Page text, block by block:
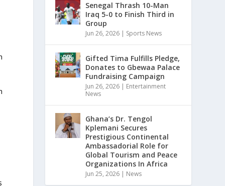
Senegal Thrash 10-Man
Iraq 5-0 to Finish Third in
Group
Jun 26, 2026 | Sports News
Gifted Tima Fulfills Pledge,
Donates to Gbewaa Palace
Fundraising Campaign
Jun 26, 2026 | Entertainment
News
Ghana’s Dr. Tengol
Kplemani Secures
Prestigious Continental
Ambassadorial Role for
Global Tourism and Peace
Organizations In Africa
Jun 25, 2026 | News